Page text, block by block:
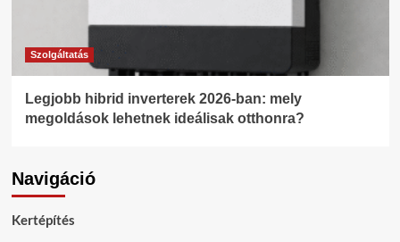
Szolgáltatás
Legjobb hibrid inverterek 2026-ban: mely
megoldások lehetnek ideálisak otthonra?
Navigáció
Kertépítés